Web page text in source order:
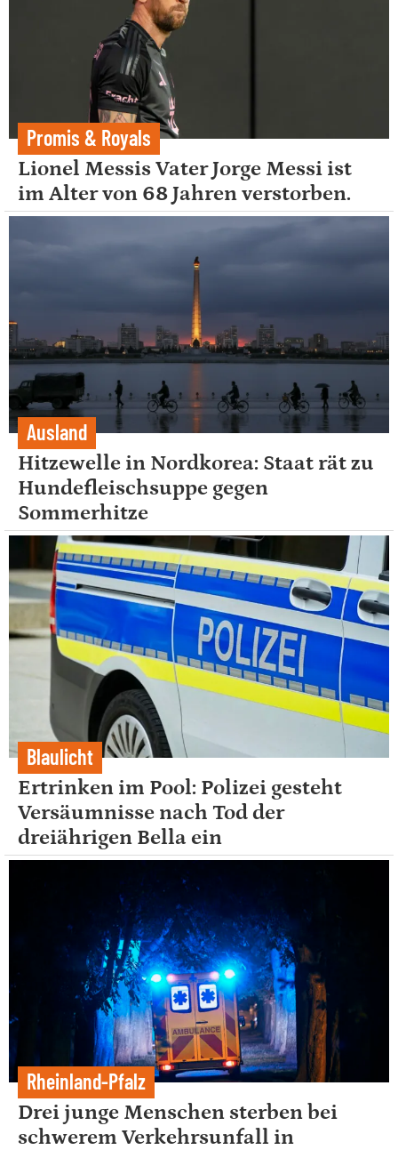
Promis & Royals
Lionel Messis Vater Jorge Messi ist
im Alter von 68 Jahren verstorben.
Ausland
Hitzewelle in Nordkorea: Staat rät zu
Hundefleischsuppe gegen
Sommerhitze
Blaulicht
Ertrinken im Pool: Polizei gesteht
Versäumnisse nach Tod der
dreiährigen Bella ein
Rheinland-Pfalz
Drei junge Menschen sterben bei
schwerem Verkehrsunfall in